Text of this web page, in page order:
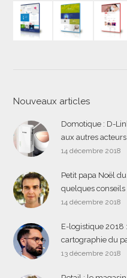
Nouveaux articles
Domotique : D-
aux autres acteurs
14 décembre 2018
Petit papa Noël
quelques conseils
14 décembre 2018
E-logistique 2018
cartographie du
13 décembre 2018